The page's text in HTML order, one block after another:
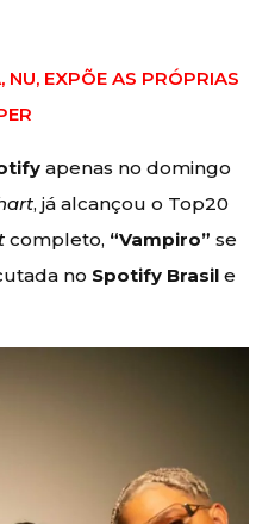
EXPÕE AS PRÓPRIAS
apenas no domingo
, já alcançou o Top20
completo, “Vampiro” se
no Spotify Brasil e